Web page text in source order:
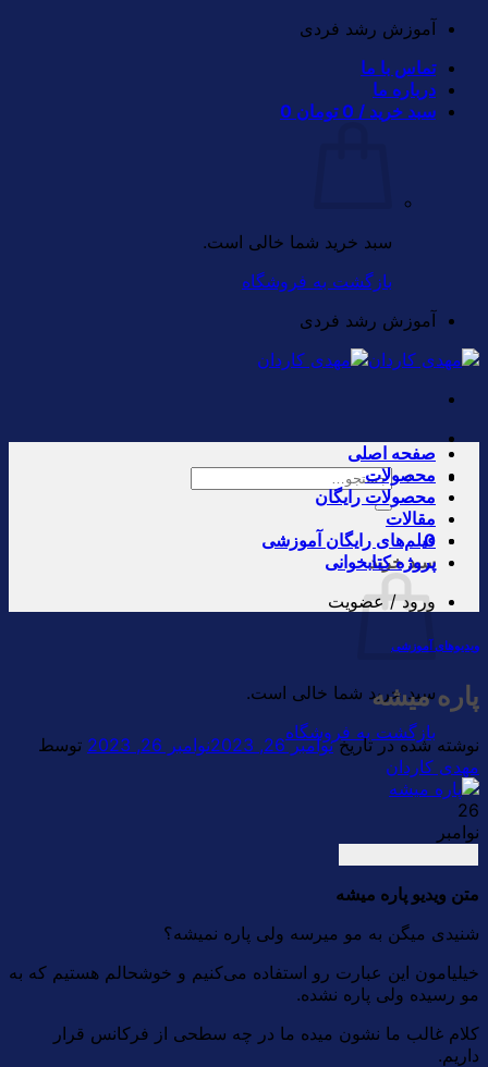
Skip
content
آموزش رشد فردی
تماس با ما
درباره ما
سبد خرید / 0 تومان 0
سبد خرید شما خالی است.
بازگشت به فروشگاه
آموزش رشد فردی
جستجو
برای:
0
سبد خرید
سبد خرید شما خالی است.
بازگشت به فروشگاه
صفحه اصلی
محصولات
محصولات رایگان
مقالات
فیلم‌های رایگان آموزشی
پروژه کتابخوانی
ورود / عضویت
ویدیوهای آموزشی
پاره میشه
نوشته شده در تاریخنوامبر 26, 2023 نوامبر 26, 2023
توسط
مهدی کاردان
26
نوامبر
متن ویدیو پاره میشه
شنیدی میگن به مو میرسه ولی پاره نمیشه؟
خیلیامون این عبارت رو استفاده می‌کنیم و خوشحالم هستیم که به
مو رسیده ولی پاره نشده.
کلام غالب ما نشون میده ما در چه سطحی از فرکانس قرار
داریم.